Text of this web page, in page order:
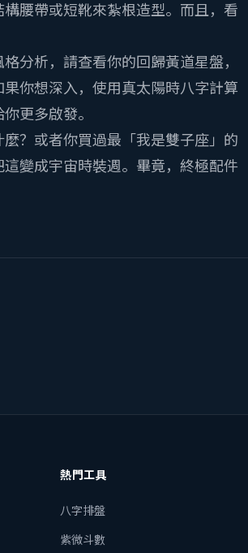
腰帶或短靴來紮根造型。而且，看
分析，請查看你的回歸黃道星盤，
你想深入，使用真太陽時八字計算
更多啟發。
？或者你買過最「我是雙子座」的
變成宇宙時裝週。畢竟，終極配件
熱門工具
八字排盤
紫微斗數